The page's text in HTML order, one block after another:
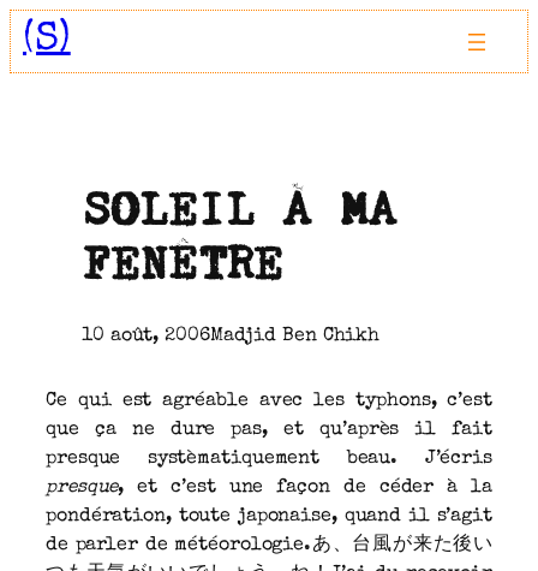
Aller
au(S)
SOLEIL À MA
FENÊTRE
10 août, 2006Madjid Ben Chikh
Ce qui est agréable avec les typhons, c’est
que ça ne dure pas, et qu’après il fait
presque systèmatiquement beau. J’écris
presque, et c’est une façon de céder à la
pondération, toute japonaise, quand il s’agit
de parler de météorologie.あ、台風が来た後い